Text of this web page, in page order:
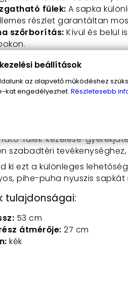
fülek: A sapka
részlet garantáltan
szőrborítás: Kívül és belül
szín:Az elegáns kék szín
A sapka hossza 53 cm,
egyaránt.
használd a nyuszis
sapka használata
fülek kezelése
szabadtéri
ki ezt a különleges
pihe-puha nyuszis
tulajdonságai:
53 cm
átmérője: 27 cm
kék
beállítások
az alapvető működéshez
kat engedélyezhet. Részletesebb